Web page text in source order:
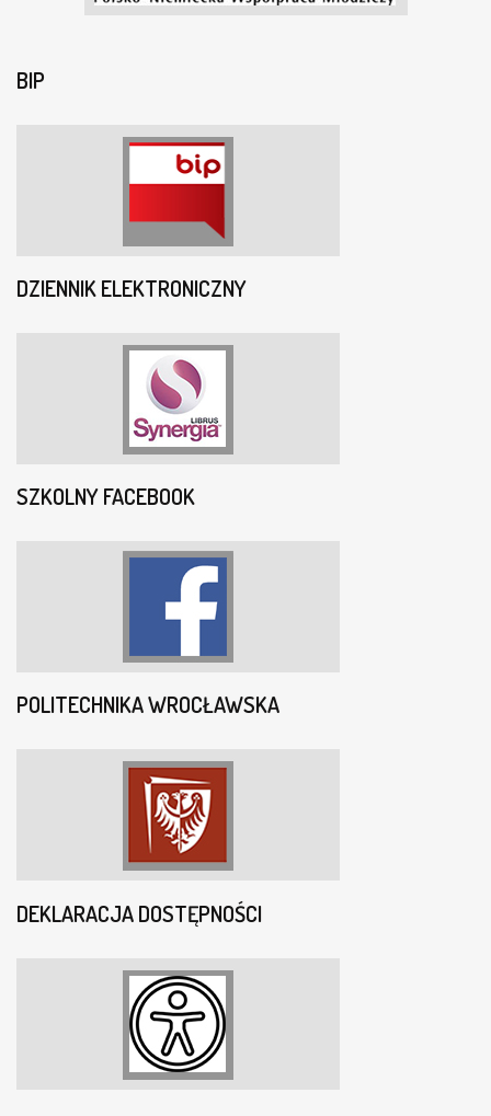
BIP
DZIENNIK ELEKTRONICZNY
SZKOLNY FACEBOOK
POLITECHNIKA WROCŁAWSKA
DEKLARACJA DOSTĘPNOŚCI